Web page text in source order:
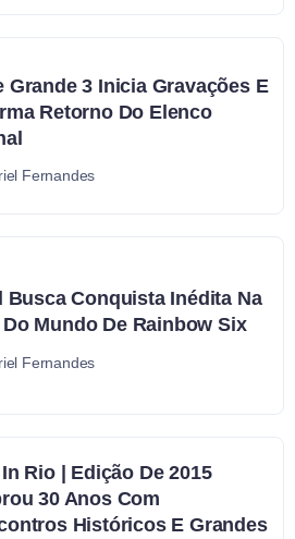
Grande 3 Inicia Gravações E
Retorno Do Elenco
Fernandes
Busca Conquista Inédita Na
Mundo De Rainbow Six
Fernandes
Rio | Edição De 2015
30 Anos Com
Históricos E Grandes